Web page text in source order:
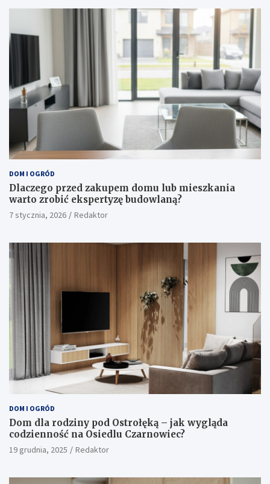
DOM I OGRÓD
Dlaczego przed zakupem domu lub mieszkania
warto zrobić ekspertyzę budowlaną?
7 stycznia, 2026 Redaktor
DOM I OGRÓD
Dom dla rodziny pod Ostrołęką – jak wygląda
codzienność na Osiedlu Czarnowiec?
19 grudnia, 2025 Redaktor